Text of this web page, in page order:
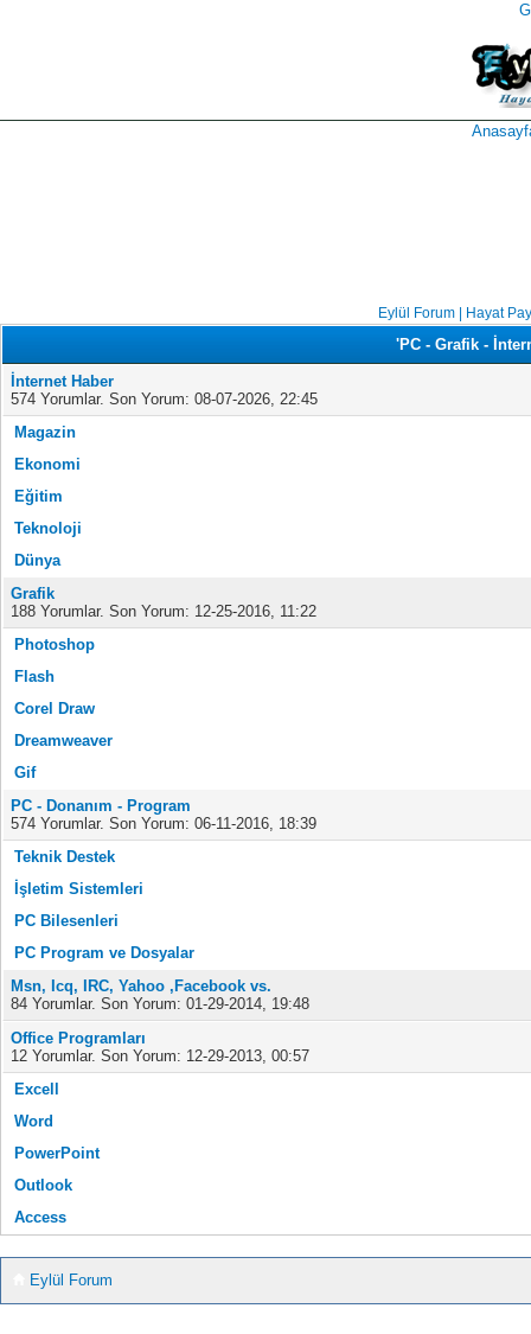
Eylül Forum | Hayat
'PC - Grafik -
İnternet Haber
574 Yorumlar. Son Yorum: 08-07-2026, 22:45
Magazin
Ekonomi
Eğitim
Teknoloji
Dünya
Grafik
188 Yorumlar. Son Yorum: 12-25-2016, 11:22
Photoshop
Flash
Corel Draw
Dreamweaver
Gif
PC - Donanım - Program
574 Yorumlar. Son Yorum: 06-11-2016, 18:39
Teknik Destek
İşletim Sistemleri
PC Bilesenleri
PC Program ve Dosyalar
Msn, Icq, IRC, Yahoo ,Facebook vs.
84 Yorumlar. Son Yorum: 01-29-2014, 19:48
Office Programları
12 Yorumlar. Son Yorum: 12-29-2013, 00:57
Excell
Word
PowerPoint
Outlook
Access
Eylül Forum